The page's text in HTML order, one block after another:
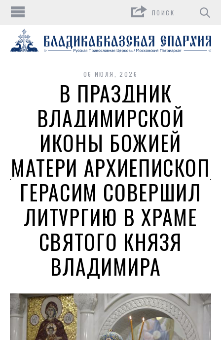
06 ИЮЛЯ, 2026
В ПРАЗДНИК
ВЛАДИМИРСКОЙ
ИКОНЫ БОЖИЕЙ
МАТЕРИ АРХИЕПИСКОП
ГЕРАСИМ СОВЕРШИЛ
ЛИТУРГИЮ В ХРАМЕ
СВЯТОГО КНЯЗЯ
ВЛАДИМИРА